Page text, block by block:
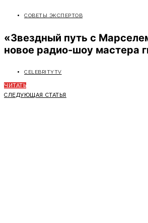
СОВЕТЫ ЭКСПЕРТОВ
«Звездный путь с
новое радио-шоу мастера
CELEBRITYTV
ЧИТАТЬ
СЛЕДУЮЩАЯ СТАТЬЯ